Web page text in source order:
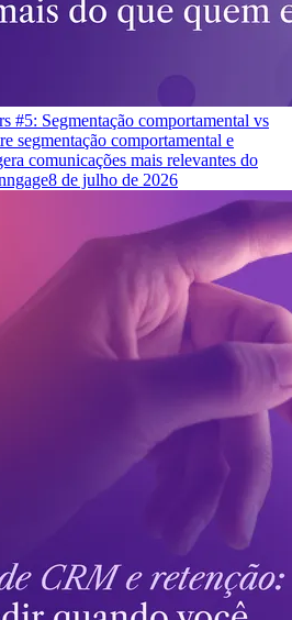
#5: Segmentação comportamental vs
segmentação comportamental e
comunicações mais relevantes do
8 de julho de 2026